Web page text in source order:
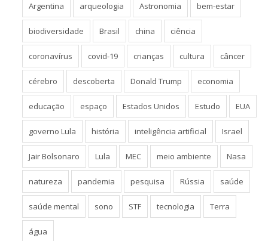
Argentina arqueologia Astronomia bem-estar
biodiversidade Brasil china ciência
coronavírus covid-19 crianças cultura câncer
cérebro descoberta Donald Trump economia
educação espaço Estados Unidos Estudo EUA
governo Lula história inteligência artificial Israel
Jair Bolsonaro Lula MEC meio ambiente Nasa
natureza pandemia pesquisa Rússia saúde
saúde mental sono STF tecnologia Terra
água